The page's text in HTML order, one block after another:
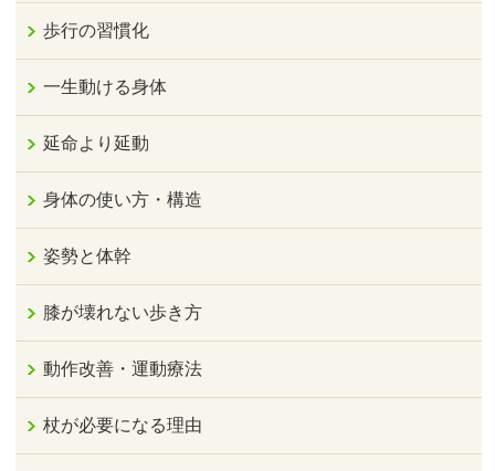
歩行の習慣化
一生動ける身体
延命より延動
身体の使い方・構造
姿勢と体幹
膝が壊れない歩き方
動作改善・運動療法
杖が必要になる理由